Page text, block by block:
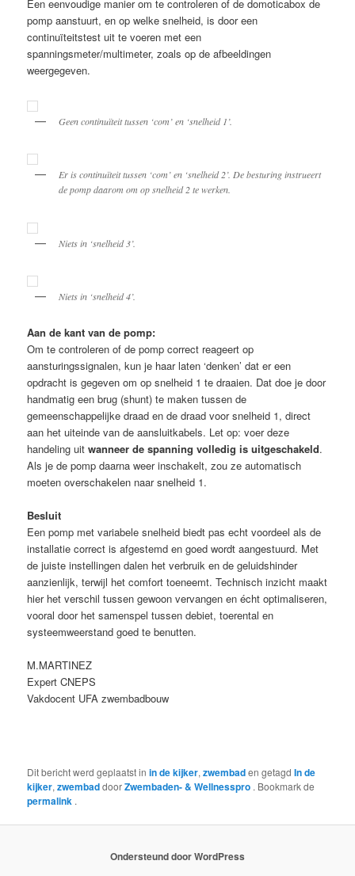
Een eenvoudige manier om te controleren of de domoticabox de
pomp aanstuurt, en op welke snelheid, is door een
continuïteitstest uit te voeren met een
spanningsmeter/multimeter, zoals op de afbeeldingen
weergegeven.
Geen continuïteit tussen ‘com’ en ‘snelheid 1’.
Er is continuïteit tussen ‘com’ en ‘snelheid 2’. De besturing instrueert
de pomp daarom om op snelheid 2 te werken.
Niets in ‘snelheid 3’.
Niets in ‘snelheid 4’.
Aan de kant van de pomp:
Om te controleren of de pomp correct reageert op
aansturingssignalen, kun je haar laten ‘denken’ dat er een
opdracht is gegeven om op snelheid 1 te draaien. Dat doe je door
handmatig een brug (shunt) te maken tussen de
gemeenschappelijke draad en de draad voor snelheid 1, direct
aan het uiteinde van de aansluitkabels. Let op: voer deze
handeling uitwanneer de spanning volledig is uitgeschakeld.
Als je de pomp daarna weer inschakelt, zou ze automatisch
moeten overschakelen naar snelheid 1.
Besluit
Een pomp met variabele snelheid biedt pas echt voordeel als de
installatie correct is afgestemd en goed wordt aangestuurd. Met
de juiste instellingen dalen het verbruik en de geluidshinder
aanzienlijk, terwijl het comfort toeneemt. Technisch inzicht maakt
hier het verschil tussen gewoon vervangen en écht optimaliseren,
vooral door het samenspel tussen debiet, toerental en
systeemweerstand goed te benutten.
M.MARTINEZ
Expert CNEPS
Vakdocent UFA zwembadbouw
Dit bericht werd geplaatst inin de kijker,zwembaden getagdIn de
kijker,zwembaddoorZwembaden- & Wellnesspro . Bookmark de
permalink .
Ondersteund door WordPress